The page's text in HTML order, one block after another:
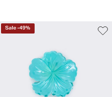
Sale-49%